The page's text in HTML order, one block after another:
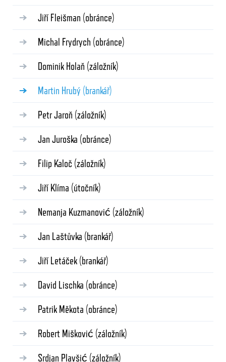
Jiří Fleišman (obránce)
Michal Frydrych (obránce)
Dominik Holaň (záložník)
Martin Hrubý (brankář)
Petr Jaroň (záložník)
Jan Juroška (obránce)
Filip Kaloč (záložník)
Jiří Klíma (útočník)
Nemanja Kuzmanović (záložník)
Jan Laštůvka (brankář)
Jiří Letáček (brankář)
David Lischka (obránce)
Patrik Měkota (obránce)
Robert Mišković (záložník)
Srdjan Plavšić (záložník)